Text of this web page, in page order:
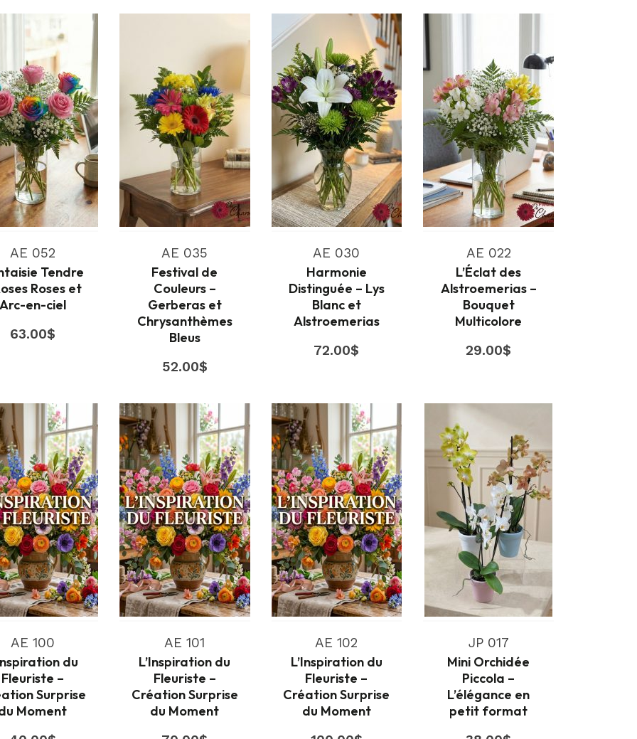
AE 052
Tendre
Roses et
en-ciel
63.00$
AE 035
Festival de
Couleurs –
Gerberas et
Chrysanthèmes
Bleus
52.00$
AE 030
Harmonie
Distinguée – Lys
Blanc et
Alstroemerias
72.00$
AE 022
L’Éclat des
Alstroemerias –
Bouquet
Multicolore
29.00$
AE 100
du
Fleuriste –
Surprise
Moment
AE 101
L’Inspiration du
Fleuriste –
Création Surprise
du Moment
AE 102
L’Inspiration du
Fleuriste –
Création Surprise
du Moment
JP 017
Mini Orchidée
Piccola –
L’élégance en
petit format